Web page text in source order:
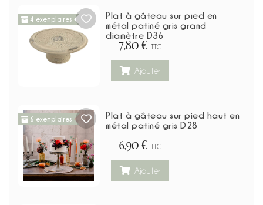
4 exemplaires
Plat à gâteau sur pied en
métal patiné gris grand
diamètre D36
7,80 € TTC
Ajouter
6 exemplaires
Plat à gâteau sur pied haut en
métal patiné gris D28
6,90 € TTC
Ajouter